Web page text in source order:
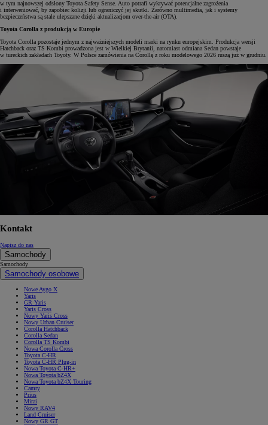
w tym najnowszej odsłony Toyota Safety Sense. Auto potrafi wykrywać potencjalne zagrożenia
i interweniować, by zapobiec kolizji lub ograniczyć jej skutki. Zarówno multimedia, jak i systemy
bezpieczeństwa są stale ulepszane dzięki aktualizacjom over-the-air (OTA).
Toyota Corolla z produkcją w Europie
Toyota Corolla pozostaje jednym z najważniejszych modeli marki na rynku europejskim. Produkcja wersji
Hatchback oraz TS Kombi prowadzona jest w Wielkiej Brytanii, natomiast odmiana Sedan powstaje
w tureckich zakładach Toyoty. W Polsce zamówienia na Corollę z roku modelowego 2026 ruszą już w grudniu.
Kontakt
Napisz do nas
Samochody
Samochody
Samochody osobowe
Nowe Aygo X
Yaris
GR Yaris
Yaris Cross
Nowy Yaris Cross
Nowy Urban Cruiser
Corolla Hatchback
Corolla Sedan
Corolla TS Kombi
Nowa Corolla Cross
Toyota C-HR
Toyota C-HR Plug-in
Nowa Toyota C-HR+
Nowa Toyota bZ4X
Nowa Toyota bZ4X Touring
Camry
Prius
Mirai
Nowy RAV4
Land Cruiser
Nowy GR GT